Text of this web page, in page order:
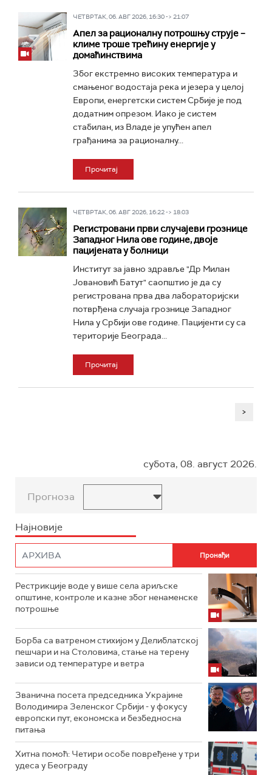
ЧЕТВРТАК, 06. АВГ 2026, 16:30 -> 21:07
Апел за рационалну потрошњу струје –
климе троше трећину енергије у
домаћинствима
Због екстремно високих температура и
смањеног водостаја река и језера у целој
Европи, енергетски систем Србије је под
додатним опрезом. Иако је систем
стабилан, из Владе је упућен апел
грађанима за рационалну...
Прочитај
ЧЕТВРТАК, 06. АВГ 2026, 16:22 -> 18:03
Регистровани први случајеви грознице
Западног Нила ове године, двоје
пацијената у болници
Институт за јавно здравље "Др Милан
Јовановић Батут" саопштио је да су
регистрована прва два лабораторијски
потврђена случаја грознице Западног
Нила у Србији ове године. Пацијенти су са
територије Београда...
Прочитај
>
субота, 08. август 2026.
Прогноза
Најновије
Рестрикције воде у више села ариљске
општине, контроле и казне због ненаменске
потрошње
Борба са ватреном стихијом у Делиблатској
пешчари и на Столовима, стање на терену
зависи од температуре и ветра
Званична посета председника Украјине
Володимира Зеленског Србији - у фокусу
европски пут, економска и безбедносна
питања
Хитна помоћ: Четири особе повређене у три
удеса у Београду